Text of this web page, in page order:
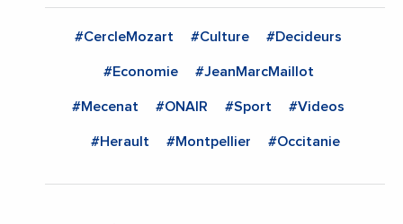
#CercleMozart #Culture #Decideurs
#Economie #JeanMarcMaillot
#Mecenat #ONAIR #Sport #Videos
#Herault #Montpellier #Occitanie